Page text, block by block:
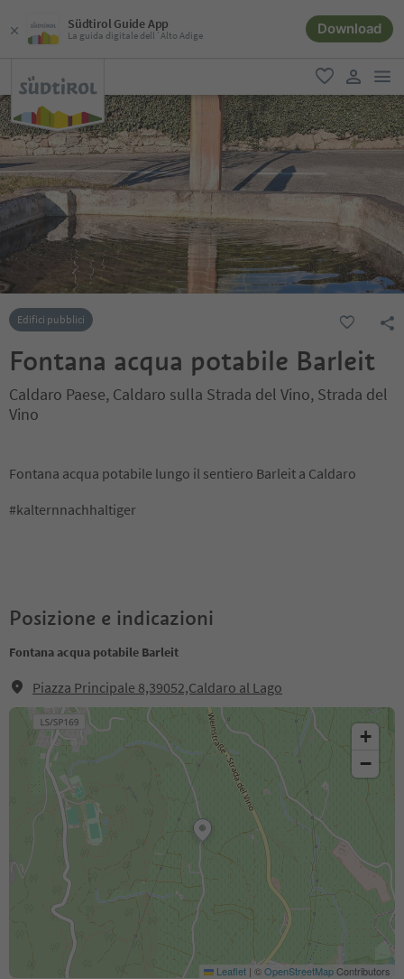
Südtirol Guide App
La guida digitale dell´Alto Adige Download
favoriti
user link
Edifici pubblici
Fontana acqua potabile Barleit
Caldaro Paese, Caldaro sulla Strada del Vino, Strada del
Vino
Fontana acqua potabile lungo il sentiero Barleit a Caldaro
#kalternnachhaltiger
Posizione e indicazioni
Fontana acqua potabile Barleit
Piazza Principale 8,39052,Caldaro al Lago
+
−
Leaflet | ©OpenStreetMapContributors